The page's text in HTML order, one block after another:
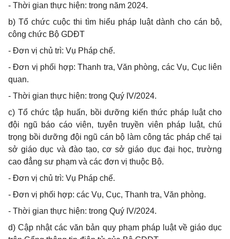
- Thời gian thực hiện: trong năm 2024.
b) Tổ chức cuộc thi tìm hiểu pháp luật dành cho cán bộ,
công chức Bộ GDĐT
- Đơn vị chủ trì: Vụ Pháp chế.
- Đơn vị phối hợp: Thanh tra, Văn phòng, các Vụ, Cục liên
quan.
- Thời gian thực hiện: trong Quý IV/2024.
c) Tổ chức tập huấn, bồi dưỡng kiến thức pháp luật cho
đội ngũ báo cáo viên, tuyên truyền viên pháp luật, chú
trọng bồi dưỡng đội ngũ cán bộ làm công tác pháp chế tại
sở giáo dục và đào tạo, cơ sở giáo dục đại học, trường
cao đẳng sư phạm và các đơn vị thuộc Bộ.
- Đơn vị chủ trì: Vụ Pháp chế.
- Đơn vị phối hợp: các Vụ, Cục, Thanh tra, Văn phòng.
- Thời gian thực hiện: trong Quý IV/2024.
d) Cập nhật các văn bản quy phạm pháp luật về giáo dục